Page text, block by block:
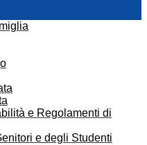
e Regolamenti di
e degli Studenti